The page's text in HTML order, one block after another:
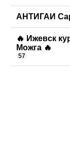
АНТИГАИ
🔥 Ижевск
Можга 🔥
57